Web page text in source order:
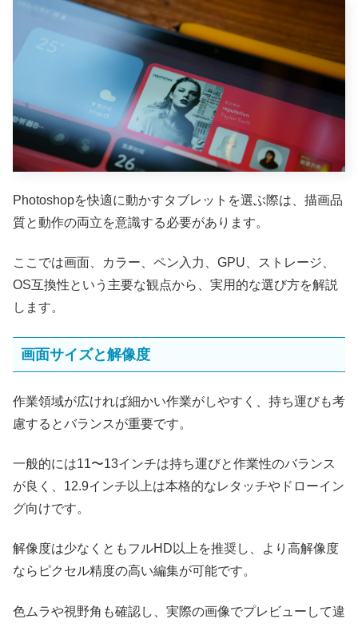
Photoshopを快適に動かすタブレットを選ぶ際は、描画品
質と動作の両立を意識する必要があります。
ここでは画面、カラー、ペン入力、GPU、ストレージ、
OS互換性という主要な観点から、実用的な選び方を解説
します。
画面サイズと解像度
作業領域が広ければ細かい作業がしやすく、持ち運びも考
慮するとバランスが重要です。
一般的には11〜13インチは持ち運びと作業性のバランス
が良く、12.9インチ以上は本格的なレタッチやドローイン
グ向けです。
解像度は少なくともフルHD以上を推奨し、より高解像度
ならピクセル精度の高い編集が可能です。
色ムラや視野角も確認し、実際の画像でプレビューして違